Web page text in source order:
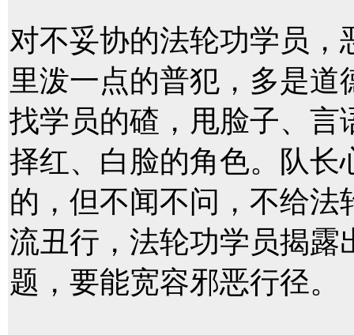
对不妥协的法轮功学员
里泼一点的普犯，多是
找学员的碴，甩脸子、
择红、白脸的角色。队
的，但不闻不问，不给
流丑行，法轮功学员揭
题，要能宽容邪恶行径。